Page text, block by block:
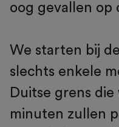
oog gevallen op
We starten bij
slechts enkele
Duitse grens
minuten zullen